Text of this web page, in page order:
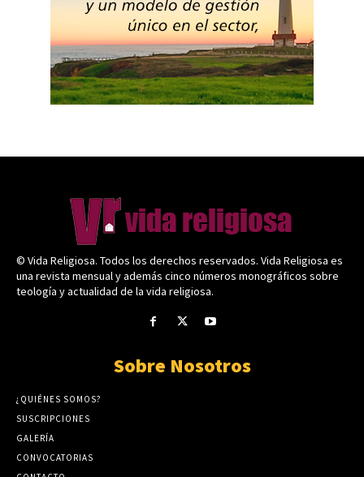
© Vida Religiosa. Todos los derechos reservados. Vida Religiosa es
una revista mensual y además cinco números monográficos sobre
teología y actualidad de la vida religiosa.
Sobre Nosotros
¿QUIÉNES SOMOS?
SUSCRIPCIONES
GALERÍA
CONVOCATORIAS